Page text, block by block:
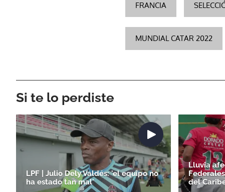
FRANCIA
MUNDIAL CATAR 2022
Si te lo perdiste
LPF | Julio Dely Valdés: 'el equipo no
ha estado tan mal'
Lluvia
del